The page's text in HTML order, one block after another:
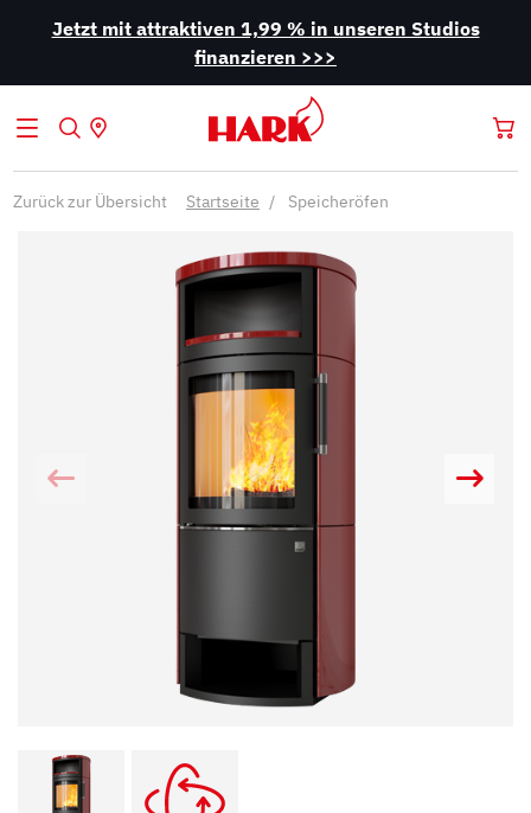
Jetzt mit attraktiven 1,99 % in unseren Studios
finanzieren >>>
Zurück zur Übersicht Startseite Speicheröfen